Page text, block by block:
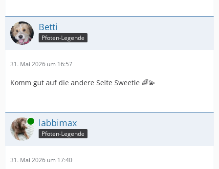
Betti
Pfoten-Legende
31. Mai 2026 um 16:57
Komm gut auf die andere Seite Sweetie 🌈💫
Online labbimax
Pfoten-Legende
31. Mai 2026 um 17:40